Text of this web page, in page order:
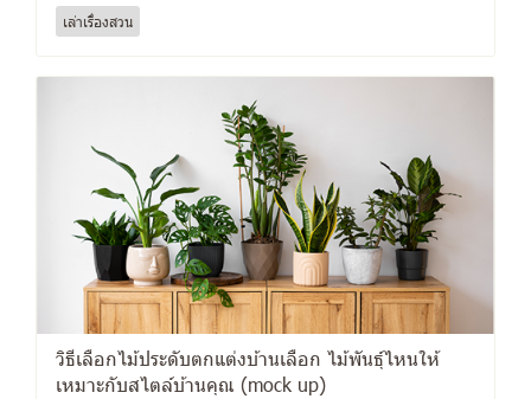
เล่าเรื่องสวน
วิธีเลือกไม้ประดับตกแต่งบ้านเลือก ไม้พันธุ์ไหนให้
เหมาะกับสไตล์บ้านคุณ (mock up)